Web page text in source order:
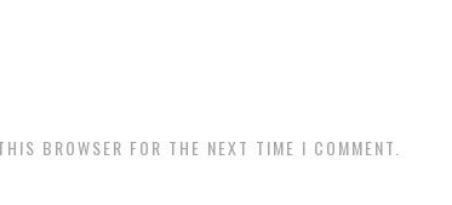
BROWSER FOR THE NEXT TIME I COMMENT.